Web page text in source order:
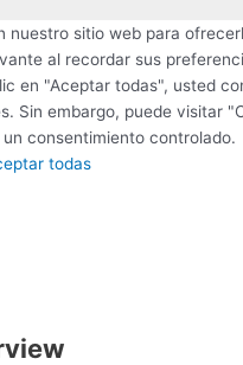
nuestro sitio web para
al recordar sus
en "Aceptar todas", usted
Sin embargo, puede visitar
consentimiento controlado.
todas